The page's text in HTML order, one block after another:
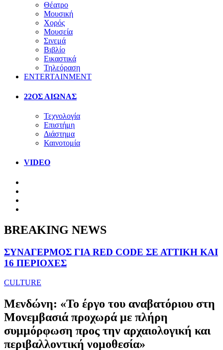
Θέατρο
Μουσική
Χορός
Μουσεία
Σινεμά
Βιβλίο
Εικαστικά
Τηλεόραση
ENTERTAINMENT
22ΟΣ ΑΙΩΝΑΣ
Τεχνολογία
Επιστήμη
Διάστημα
Καινοτομία
VIDEO
BREAKING NEWS
ΣΥΝΑΓΕΡΜΟΣ ΓΙΑ RED CODE ΣΕ ΑΤΤΙΚΗ ΚΑΙ
16 ΠΕΡΙΟΧΕΣ
CULTURE
Μενδώνη: «Το έργο του αναβατόριου στη
Μονεμβασιά προχωρά με πλήρη
συμμόρφωση προς την αρχαιολογική και
περιβαλλοντική νομοθεσία»